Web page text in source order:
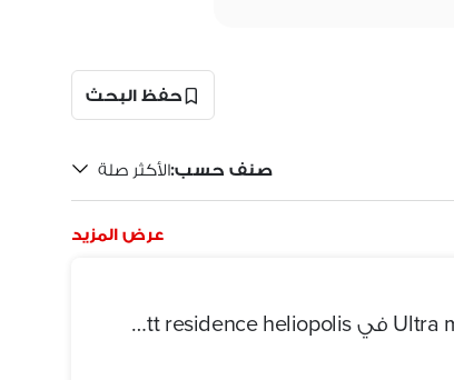
حفظ البحث
صنف حسب:الأكثر صلة
عرض المزيد
شقه للبيع فندقيه متشطبه Ultra modern في marriott residence heliopolis في مصر الجديده بجوار سيتي ستنر الماظه